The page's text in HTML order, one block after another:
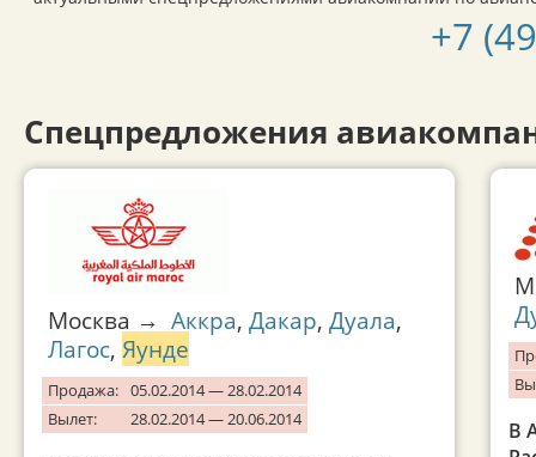
+7
Спецпредложения
Москва → Аккра, Дакар, Дуала,
Лагос, Яунде
Продажа: 05.02.2014 — 28.02.2014
Вылет:
28.02.2014 — 20.06.2014
В